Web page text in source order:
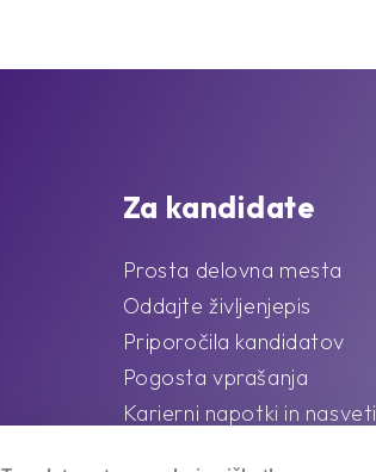
Za kandidate
Prosta delovna mesta
Oddajte življenjepis
Priporočila kandidatov
Pogosta vprašanja
Karierni napotki in nasveti